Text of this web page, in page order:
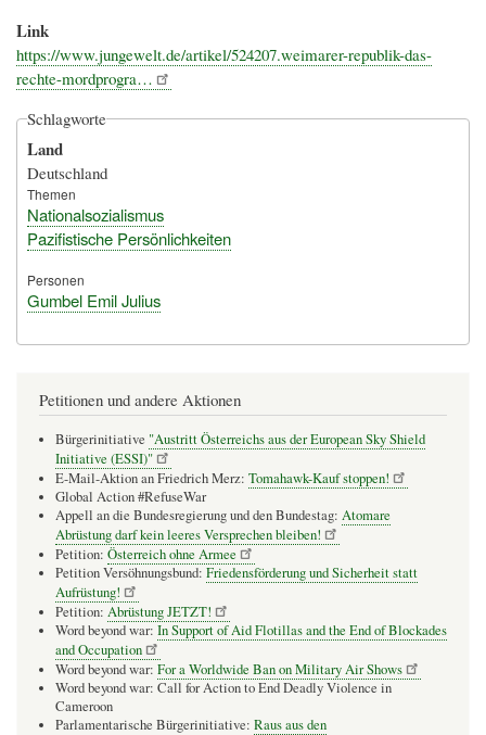
Link
https://www.jungewelt.de/artikel/524207.weimarer-republik-das-
rechte-mordprogra…
Schlagworte
Land
Deutschland
Themen
Nationalsozialismus
Pazifistische Persönlichkeiten
Personen
Gumbel Emil Julius
Petitionen und andere Aktionen
Bürgerinitiative "Austritt Österreichs aus der European Sky Shield
Initiative (ESSI)"
E-Mail-Aktion an Friedrich Merz: Tomahawk-Kauf stoppen!
Global Action #RefuseWar
Appell an die Bundesregierung und den Bundestag: Atomare
Abrüstung darf kein leeres Versprechen bleiben!
Petition: Österreich ohne Armee
Petition Versöhnungsbund: Friedensförderung und Sicherheit statt
Aufrüstung!
Petition: Abrüstung JETZT!
Word beyond war: In Support of Aid Flotillas and the End of Blockades
and Occupation
Word beyond war: For a Worldwide Ban on Military Air Shows
Word beyond war: Call for Action to End Deadly Violence in
Cameroon
Parlamentarische Bürgerinitiative: Raus aus den